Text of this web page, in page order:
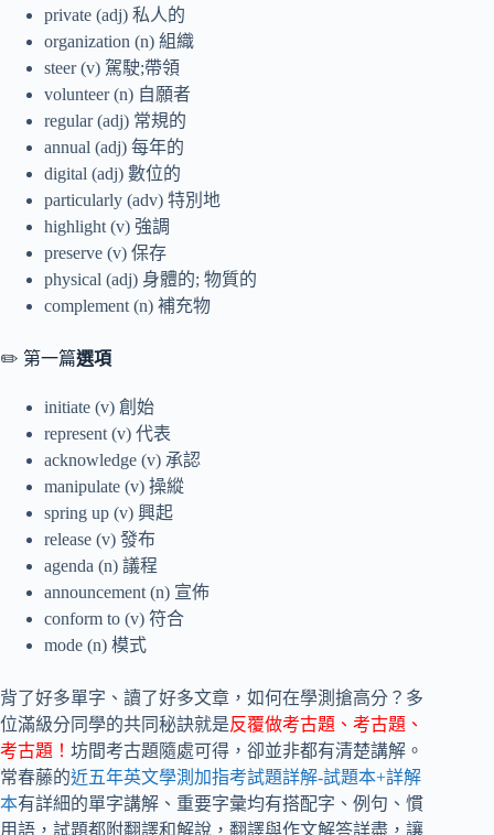
private (adj) 私人的
organization (n) 組織
steer (v) 駕駛;帶領
volunteer (n) 自願者
regular (adj) 常規的
annual (adj) 每年的
digital (adj) 數位的
particularly (adv) 特別地
highlight (v) 強調
preserve (v) 保存
physical (adj) 身體的; 物質的
complement (n) 補充物
✏️ 第一篇選項
initiate (v) 創始
represent (v) 代表
acknowledge (v) 承認
manipulate (v) 操縱
spring up (v) 興起
release (v) 發布
agenda (n) 議程
announcement (n) 宣佈
conform to (v) 符合
mode (n) 模式
背了好多單字、讀了好多文章，如何在學測搶高分？多
位滿級分同學的共同秘訣就是反覆做考古題、考古題、
考古題！ 坊間考古題隨處可得，卻並非都有清楚講解。
常春藤的近五年英文學測加指考試題詳解-試題本+詳解
本有詳細的單字講解、重要字彙均有搭配字、例句、慣
用語，試題都附翻譯和解說，翻譯與作文解答詳盡，讓